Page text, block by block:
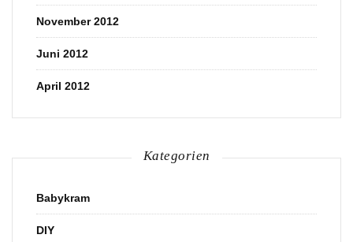
November 2012
Juni 2012
April 2012
Kategorien
Babykram
DIY